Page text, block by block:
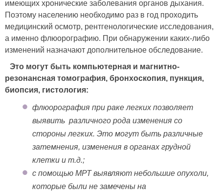
имеющих хронические заболевания органов дыхания.
Поэтому населению необходимо раз в год проходить
медицинский осмотр, рентгенологические исследования,
а именно флюорографию. При обнаружении каких-либо
изменений назначают дополнительное обследование.
Это могут быть компьютерная и магнитно-
резонансная томография, бронхоскопия, пункция,
биопсия, гистология:
флюорография при раке легких позволяет
выявить различного рода изменения со
стороны легких. Это могут быть различные
затемнения, изменения в органах грудной
клетки и т.д.;
с помощью МРТ выявляют небольшие опухоли,
которые были не замечены на